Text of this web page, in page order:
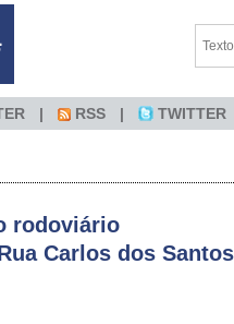
RSS TWITTER
rodoviário
Carlos dos